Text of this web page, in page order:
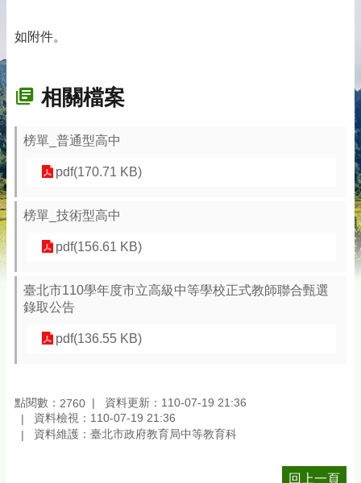
如附件。
相關檔案
榜單_普通型高中
pdf(170.71 KB)
榜單_技術型高中
pdf(156.61 KB)
臺北市110學年度市立高級中等學校正式教師聯合甄選
錄取公告
pdf(136.55 KB)
點閱數： 2760
資料更新：110-07-19 21:36
資料檢視：110-07-19 21:36
資料維護：臺北市政府教育局中等教育科
回上一頁